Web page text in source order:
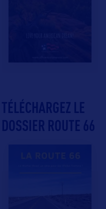
TÉLÉCHARGEZ LE
DOSSIER ROUTE 66